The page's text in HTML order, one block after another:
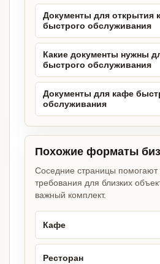
Документы для открытия
быстрого обслуживания
Какие документы нужны
быстрого обслуживания
Документы для кафе
обслуживания
Похожие форматы
Соседние страницы помогают
требования для близких
важный комплект.
Кафе
Ресторан